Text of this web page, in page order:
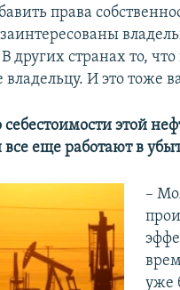
права
других странах то,
И это тоже
себестоимости этой
еще работают в
–
уже